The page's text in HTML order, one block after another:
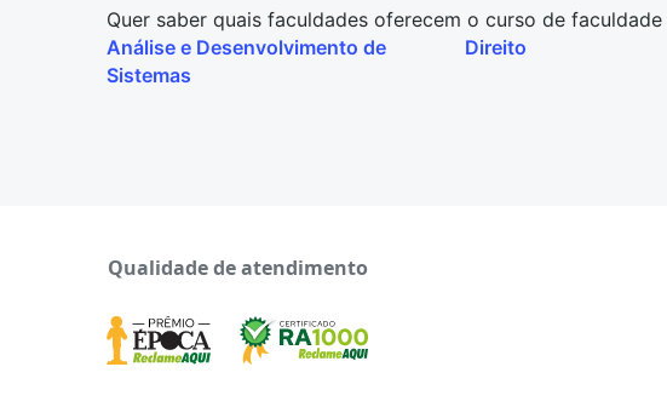
Quer saber quais faculdades oferecem o curso de
Análise e Desenvolvimento de
Sistemas
Direito
Qualidade de atendimento